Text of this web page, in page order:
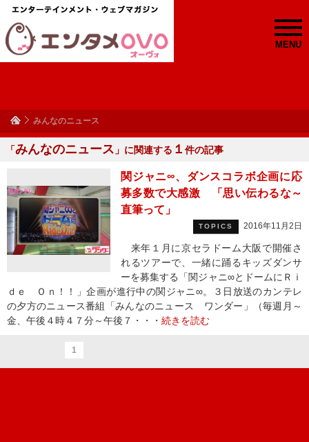
MENU
みんなのニュース
「みんなのニュース 」に関連する １ 件の記事
関ジャニ∞、ダンスコラボ企画に応
募多数で大感激 「思い伝わるな～
直筆って」
TOPICS 2016年11月2日
来年１月に京セラドーム大阪で開催さ
れるツアーで、一緒に踊るキッズダンサ
ーを募集する「関ジャニ∞とドームにＲｉ
ｄｅ Ｏｎ！！」企画が進行中の関ジャニ∞。３日放送のカンテレ
の夕方のニュース番組「みんなのニュース ワンダー」（毎週月～
金、午後４時４７分～午後７・・・ 続きを読む
1